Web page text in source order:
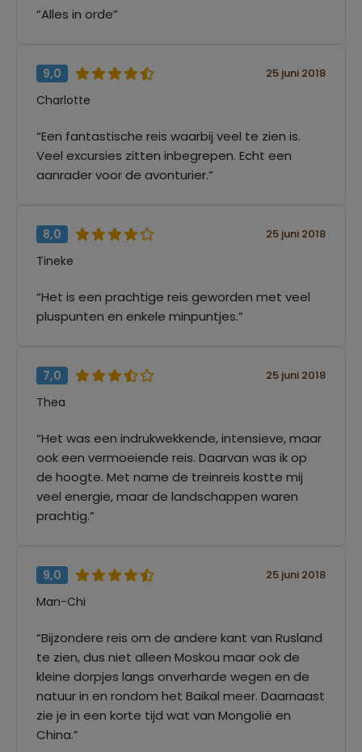
“Alles in orde”
9,0 25 juni 2018
Charlotte
“Een fantastische reis waarbij veel te zien is.
Veel excursies zitten inbegrepen. Echt een
aanrader voor de avonturier.”
8,0 25 juni 2018
Tineke
“Het is een prachtige reis geworden met veel
pluspunten en enkele minpuntjes.”
7,0 25 juni 2018
Thea
“Het was een indrukwekkende, intensieve, maar
ook een vermoeiende reis. Daarvan was ik op
de hoogte. Met name de treinreis kostte mij
veel energie, maar de landschappen waren
prachtig.”
9,0 25 juni 2018
Man-Chi
“Bijzondere reis om de andere kant van Rusland
te zien, dus niet alleen Moskou maar ook de
kleine dorpjes langs onverharde wegen en de
natuur in en rondom het Baikal meer. Daarnaast
zie je in een korte tijd wat van Mongolië en
China.”